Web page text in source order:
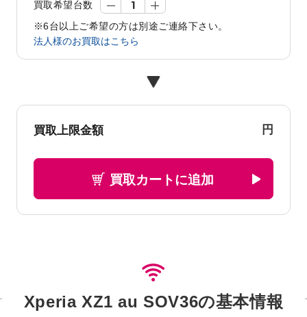
買取希望台数
※6台以上ご希望の方は別途ご連絡下さい。
法人様のお買取はこちら
買取上限金額 円
買取カートに追加
Xperia XZ1 au SOV36の基本情報